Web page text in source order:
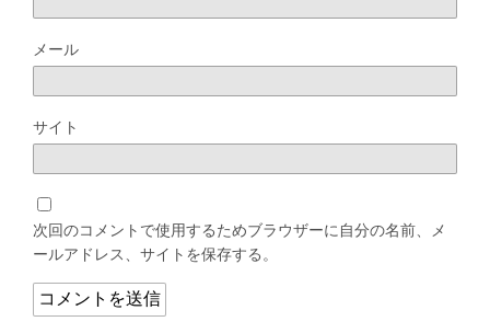
メール
サイト
次回のコメントで使用するためブラウザーに自分の名前、メ
ールアドレス、サイトを保存する。